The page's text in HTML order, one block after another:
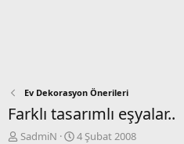
Ev Dekorasyon Önerileri
Farklı tasarımlı eşyalar..
K
SadmiN
B
4 Şubat 2008